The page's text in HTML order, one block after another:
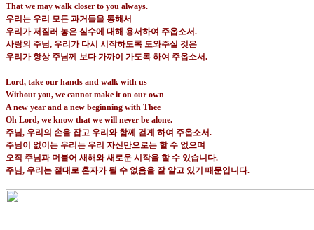
That we may walk closer to you always.
우리는 우리 모든 과거들을 통해서
우리가 저질러 놓은 실수에 대해 용서하여 주옵소서.
사랑의 주님, 우리가 다시 시작하도록 도와주실 것은
우리가 항상 주님께 보다 가까이 가도록 하여 주옵소서.
Lord, take our hands and walk with us
Without you, we cannot make it on our own
A new year and a new beginning with Thee
Oh Lord, we know that we will never be alone.
주님, 우리의 손을 잡고 우리와 함께 걷게 하여 주옵소서.
주님이 없이는 우리는 우리 자신만으로는 할 수 없으며
오직 주님과 더불어 새해와 새로운 시작을 할 수 있습니다.
주님, 우리는 절대로 혼자가 될 수 없음을 잘 알고 있기 때문입니다.